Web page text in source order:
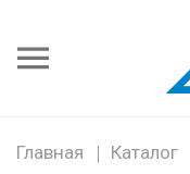
Главная Каталог